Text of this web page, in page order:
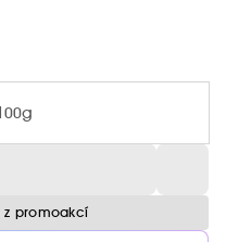
z promoakcí